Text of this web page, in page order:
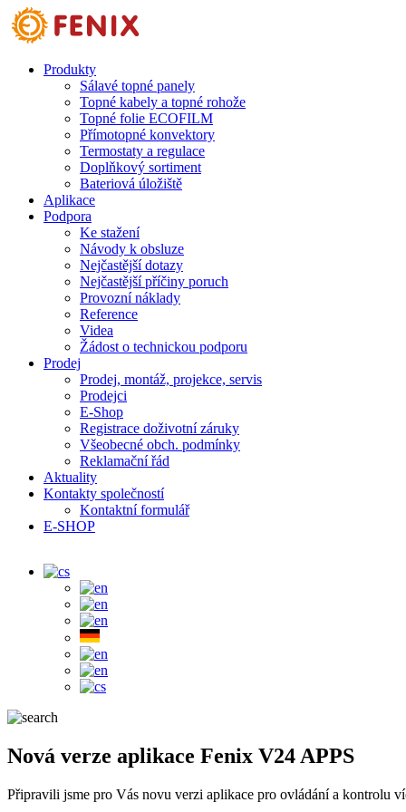
Přejít k hlavnímu obsahu
Produkty
Sálavé topné panely
Topné kabely a topné rohože
Topné folie ECOFILM
Přímotopné konvektory
Termostaty a regulace
Doplňkový sortiment
Bateriová úložiště
Aplikace
Podpora
Ke stažení
Návody k obsluze
Nejčastější dotazy
Nejčastější příčiny poruch
Provozní náklady
Reference
Videa
Žádost o technickou podporu
Prodej
Prodej, montáž, projekce, servis
Prodejci
E-Shop
Registrace doživotní záruky
Všeobecné obch. podmínky
Reklamační řád
Aktuality
Kontakty společností
Kontaktní formulář
E-SHOP
Nová verze aplikace Fenix V24 APPS
Připravili jsme pro Vás novu verzi aplikace pro ovládání a kontrolu